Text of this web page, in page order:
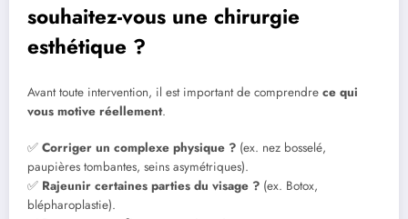
souhaitez-vous une chirurgie
esthétique ?
Avant toute intervention, il est important de comprendre ce qui
vous motive réellement.
✅ Corriger un complexe physique ? (ex. nez bosselé,
paupières tombantes, seins asymétriques).
✅ Rajeunir certaines parties du visage ? (ex. Botox,
blépharoplastie).